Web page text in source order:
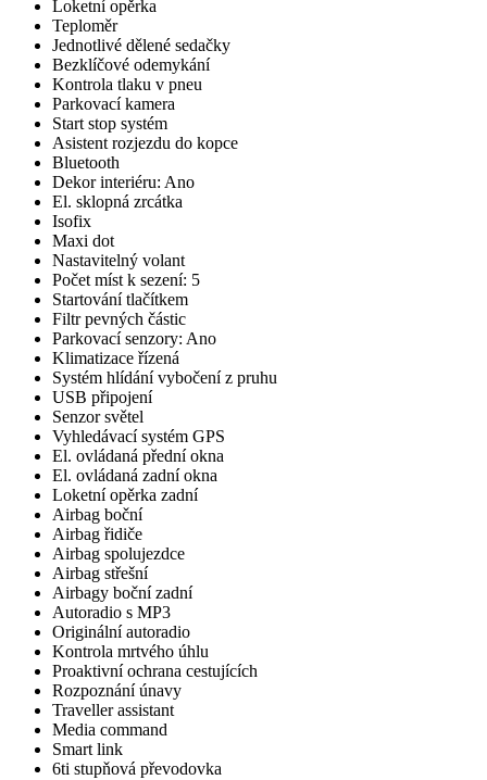
Loketní opěrka
Teploměr
Jednotlivé dělené sedačky
Bezklíčové odemykání
Kontrola tlaku v pneu
Parkovací kamera
Start stop systém
Asistent rozjezdu do kopce
Bluetooth
Dekor interiéru: Ano
El. sklopná zrcátka
Isofix
Maxi dot
Nastavitelný volant
Počet míst k sezení: 5
Startování tlačítkem
Filtr pevných částic
Parkovací senzory: Ano
Klimatizace řízená
Systém hlídání vybočení z pruhu
USB připojení
Senzor světel
Vyhledávací systém GPS
El. ovládaná přední okna
El. ovládaná zadní okna
Loketní opěrka zadní
Airbag boční
Airbag řidiče
Airbag spolujezdce
Airbag střešní
Airbagy boční zadní
Autoradio s MP3
Originální autoradio
Kontrola mrtvého úhlu
Proaktivní ochrana cestujících
Rozpoznání únavy
Traveller assistant
Media command
Smart link
6ti stupňová převodovka